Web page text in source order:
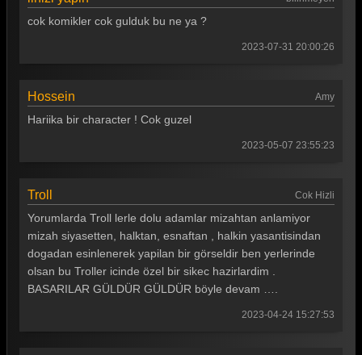
Güldür güldür 313. Bölüm
Güldür güldür 310. Bölüm
Güldür güldür 306. Bölüm
Güldür güldür 305. Bölüm
Güldür güldür 304. Bölüm
cok komikler cok gulduk bu ne ya ?
2023-07-31 20:00:26
Hossein Amy
Hariika bir character ! Cok guzel
2023-05-07 23:55:23
Troll Cok Hizli
Yorumlarda Troll lerle dolu adamlar mizahtan anlamiyor
mizah siyasetten, halktan, esnaftan , halkin yasantisindan
dogadan esinlenerek yapilan bir görseldir ben yerlerinde
olsan bu Troller icinde özel bir sikec hazirlardim .
BASARILAR GÜLDÜR GÜLDÜR böyle devam ….
2023-04-24 15:27:53